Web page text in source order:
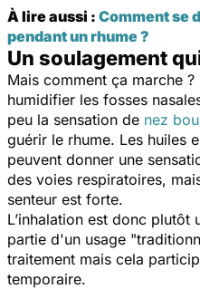
À lire aussi : Comment se
pendant un rhume ?
Un soulagement
Mais comment ça marche
humidifier les fosses
peu la sensation de nez
guérir le rhume. Les huiles
peuvent donner une
des voies respiratoires,
senteur est forte.
L’inhalation est donc
partie d'un usage
traitement mais cela
temporaire.